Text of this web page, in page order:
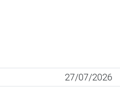
27/07/2026